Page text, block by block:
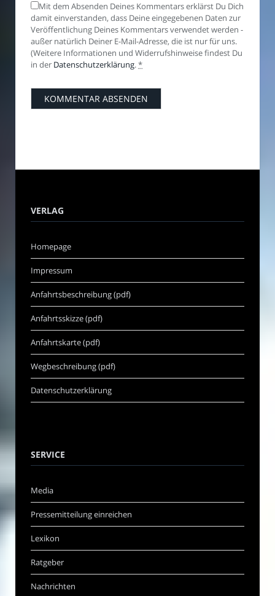
Mit dem Absenden Deines Kommentars erklärst Du Dich
damit einverstanden, dass Deine eingegebenen Daten zur
Veröffentlichung Deines Kommentars verwendet werden -
außer natürlich Deiner E-Mail-Adresse, die ist nur für uns.
(Weitere Informationen und Widerrufshinweise findest Du
in der Datenschutzerklärung.*
VERLAG
Homepage
Impressum
Anfahrtsbeschreibung (pdf)
Anfahrtsskizze (pdf)
Anfahrtskarte (pdf)
Wegbeschreibung (pdf)
Datenschutzerklärung
SERVICE
Media
Pressemitteilung einreichen
Lexikon
Ratgeber
Nachrichten